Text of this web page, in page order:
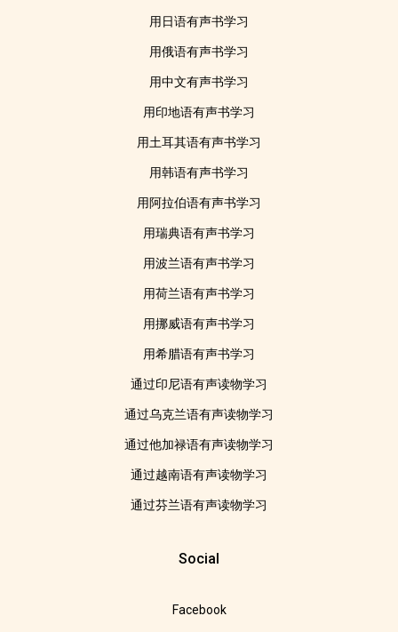
用日语有声书学习
用俄语有声书学习
用中文有声书学习
用印地语有声书学习
用土耳其语有声书学习
用韩语有声书学习
用阿拉伯语有声书学习
用瑞典语有声书学习
用波兰语有声书学习
用荷兰语有声书学习
用挪威语有声书学习
用希腊语有声书学习
通过印尼语有声读物学习
通过乌克兰语有声读物学习
通过他加禄语有声读物学习
通过越南语有声读物学习
通过芬兰语有声读物学习
Social
Facebook